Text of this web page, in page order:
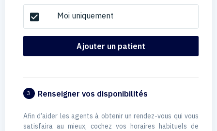
check_box Moi uniquement
Ajouter un patient
3 Renseigner vos disponibilités
Afin d’aider les agents à obtenir un rendez-vous qui vous
satisfaira au mieux, cochez vos horaires habituels de